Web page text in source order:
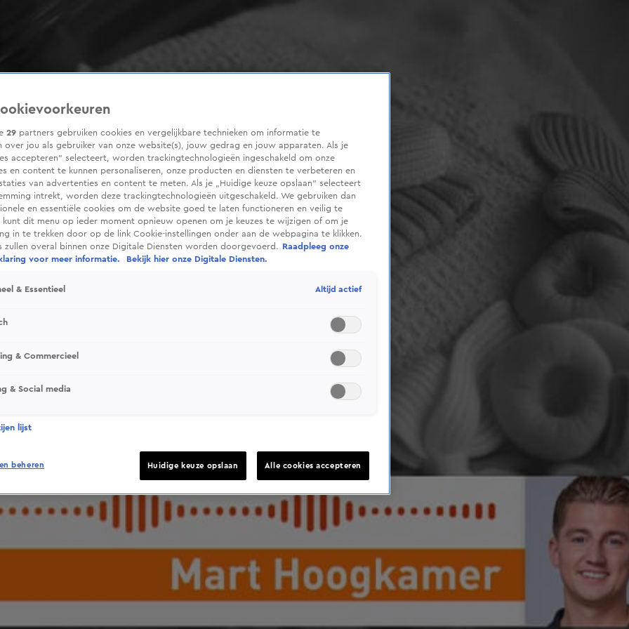
29 partners gebruiken cookies en vergelijkbare technieken om informatie te
over jou als gebruiker van onze website(s), jouw gedrag en jouw apparaten. Als je
accepteren” selecteert, worden trackingtechnologieën ingeschakeld om onze
en content te kunnen personaliseren, onze producten en diensten te verbeteren en
van advertenties en content te meten. Als je „Huidige keuze opslaan” selecteert
intrekt, worden deze trackingtechnologieën uitgeschakeld. We gebruiken dan
en essentiële cookies om de website goed te laten functioneren en veilig te
kunt dit menu op ieder moment opnieuw openen om je keuzes te wijzigen of om je
in te trekken door op de link Cookie-instellingen onder aan de webpagina te klikken.
zullen overal binnen onze Digitale Diensten worden doorgevoerd.
Raadpleeg onze
voor meer informatie.
Bekijk hier onze Digitale Diensten.
& Essentieel Altijd actief
& Commercieel
& Social media
lijst
beheren Huidige keuze opslaan Alle cookies accepteren